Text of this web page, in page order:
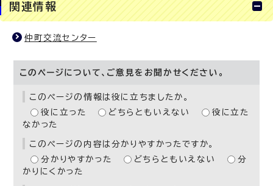
関連情報
仲町交流センター
このページについて、ご意見をお聞かせください。
このページの情報は役に立ちましたか。
役に立った
どちらともいえない
役に立た
なかった
このページの内容は分かりやすかったですか。
分かりやすかった
どちらともいえない
分
かりにくかった